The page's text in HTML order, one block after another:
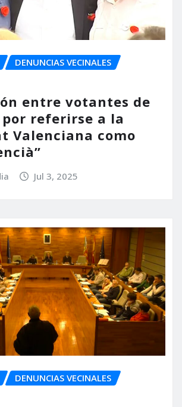
DENUNCIAS VECINALES
entre votantes de
por referirse a la
Valenciana como
Jul 3, 2025
DENUNCIAS VECINALES